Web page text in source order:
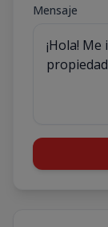
Mensaje